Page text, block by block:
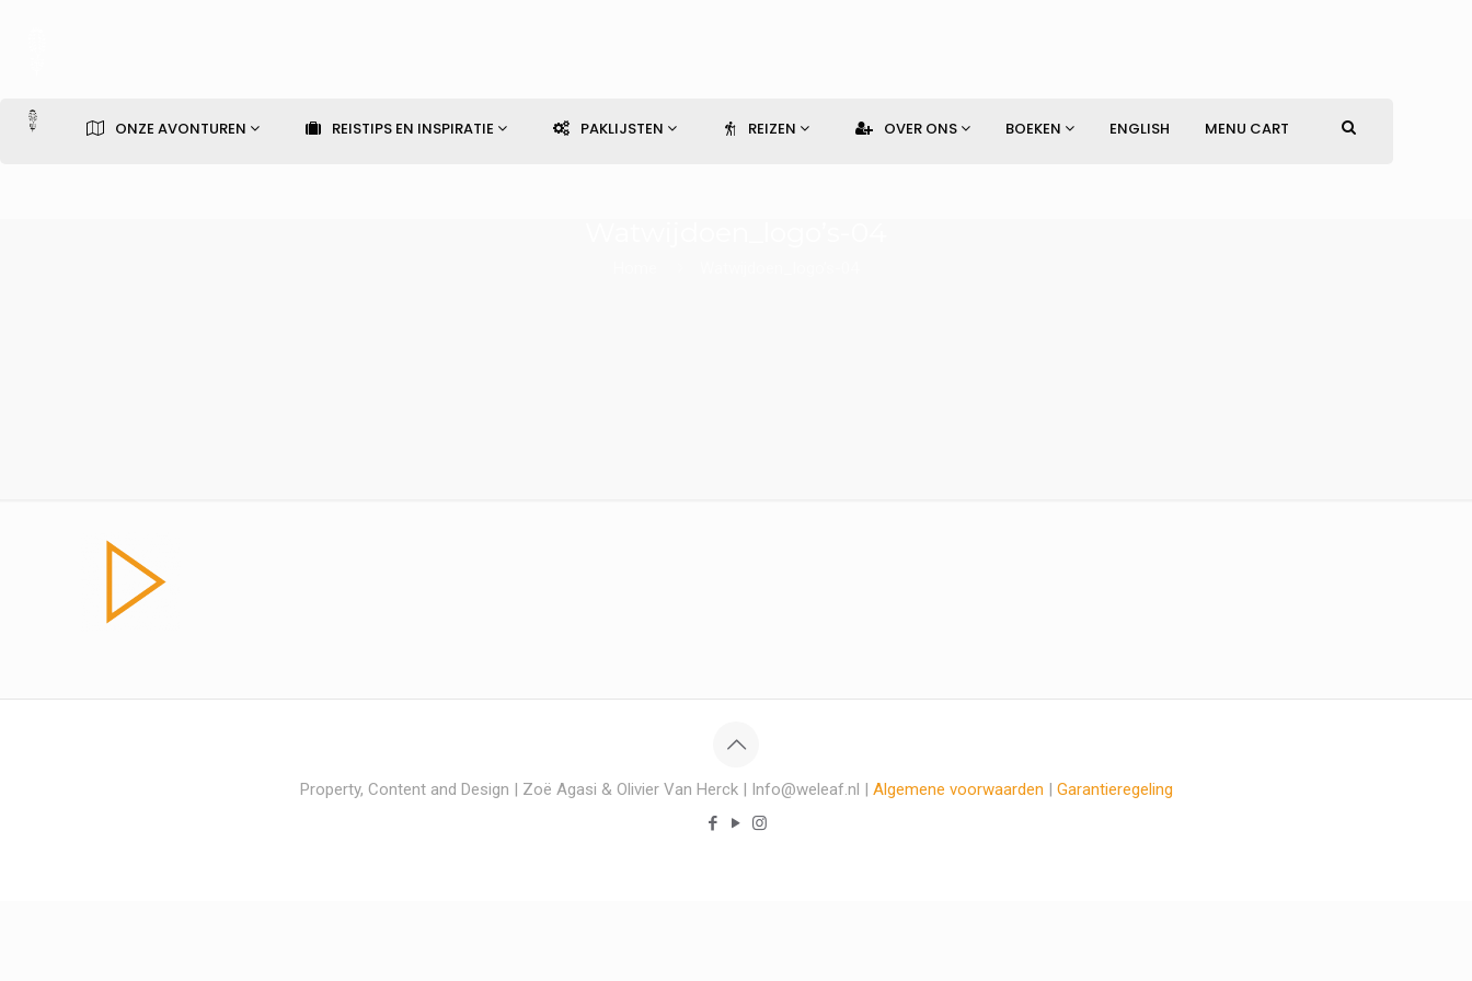
ONZE AVONTUREN REISTIPS EN INSPIRATIE PAKLIJSTEN REIZEN OVER ONS BOEKEN ENGLISH MENU CART
Property, Content and Design | Zoë Agasi & Olivier Van Herck | Info@weleaf.nl | Algemene voorwaarden | Garantieregeling